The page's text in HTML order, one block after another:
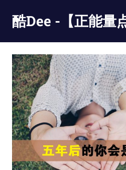
content
酷Dee -【正能量
最
酷
只
有
更
酷